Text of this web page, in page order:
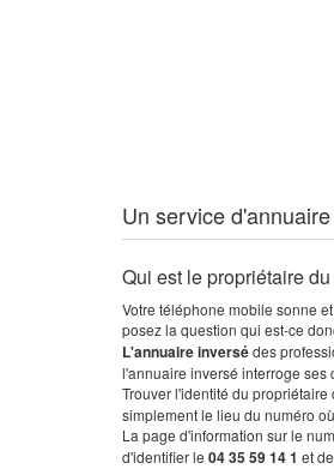
Un service
Qui est le propriétaire
Votre téléphone mobile sonne
posez la question qui est-ce
L'annuaire inversédes
l'annuaire inversé interroge
Trouver l'identité du
simplement le lieu du numéro
La page d'information sur le
d'identifier le 04 35 59 14 1 et